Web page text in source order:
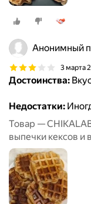
Анонимный
3 марта
Достоинства:
Недостатки:
Товар —
выпечки кексов и